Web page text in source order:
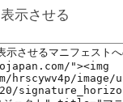
示させる